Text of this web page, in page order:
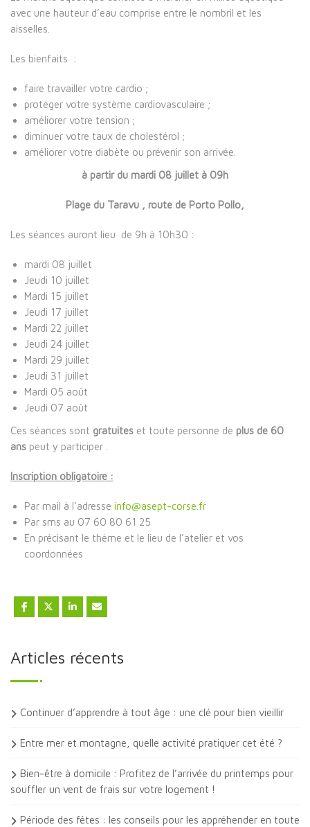
avec une hauteur d’eau comprise entre le nombril et les
aisselles.
Les bienfaits :
faire travailler votre cardio ;
protéger votre système cardiovasculaire ;
améliorer votre tension ;
diminuer votre taux de cholestérol ;
améliorer votre diabète ou prévenir son arrivée.
à partir du mardi 08 juillet à 09h
Plage du Taravu , route de Porto Pollo,
Les séances auront lieu de 9h à 10h30 :
mardi 08 juillet
Jeudi 10 juillet
Mardi 15 juillet
Jeudi 17 juillet
Mardi 22 juillet
Jeudi 24 juillet
Mardi 29 juillet
Jeudi 31 juillet
Mardi 05 août
Jeudi 07 août
Ces séances sont gratuites et toute personne de plus de 60
ans peut y participer .
Inscription obligatoire :
Par mail à l’adresse info@asept-corse.fr
Par sms au 07 60 80 61 25
En précisant le thème et le lieu de l’atelier et vos
coordonnées
Articles récents
Continuer d’apprendre à tout âge : une clé pour bien vieillir
Entre mer et montagne, quelle activité pratiquer cet été ?
Bien-être à domicile : Profitez de l’arrivée du printemps pour
souffler un vent de frais sur votre logement !
Période des fêtes : les conseils pour les appréhender en toute